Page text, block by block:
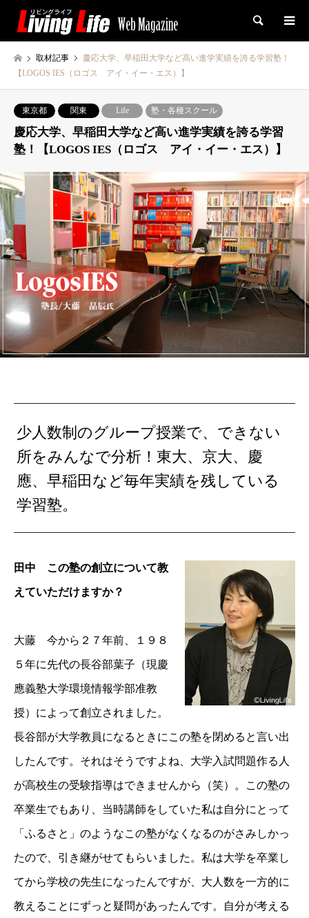
検索
取材記事
慶応大学、早稲田大学など高い進学実績を誇る学習塾！
【LOGOS IES（ロゴス アイ・イー・エス）】
東京都 関東 Life 塾・各種スクール
慶応大学、早稲田大学など高い進学実績を誇る学習
塾！【LOGOS IES（ロゴス アイ・イー・エス）】
少人数制のグループ授業で、できない
所をみんなで分析！東大、京大、慶
應、早稲田など毎年実績を残している
学習塾。
田中 この塾の創立について教
えていただけますか？
大藤 今から２７年前、１９８
５年に先代の長谷部葉子（現慶
應義塾大学環境情報学部准教
授）によって創立されました。
長谷部が大学教員になるときにこの塾を閉めると言い出
したんです。それはそうですよね、大学入試問題作る人
が高校生の受験指導はできませんから（笑）。この塾の
卒業生でもあり、当時講師をしていた私は自分にとって
「ふるさと」のようなこの塾がなくなるのがさみしかっ
たので、引き継がせてもらいました。私は大学を卒業し
てから学校の先生になったんですが、大人数を一方的に
教えることにずっと疑問があったんです。自分が考える